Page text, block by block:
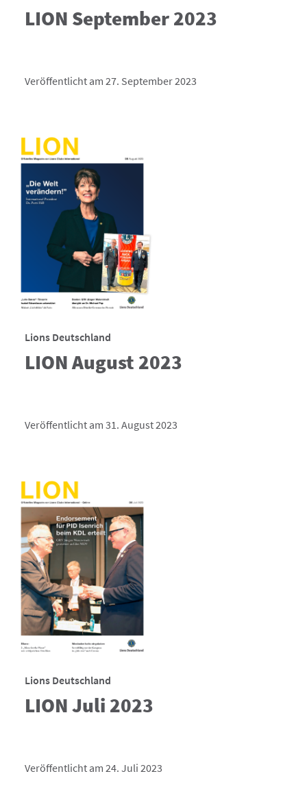
LION September 2023
Veröffentlicht am 27. September 2023
Lions Deutschland
LION August 2023
Veröffentlicht am 31. August 2023
Lions Deutschland
LION Juli 2023
Veröffentlicht am 24. Juli 2023